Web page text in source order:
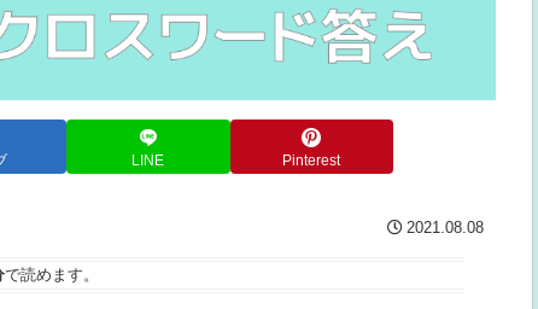
LINE Pinterest
2021.08.08
で読めます。